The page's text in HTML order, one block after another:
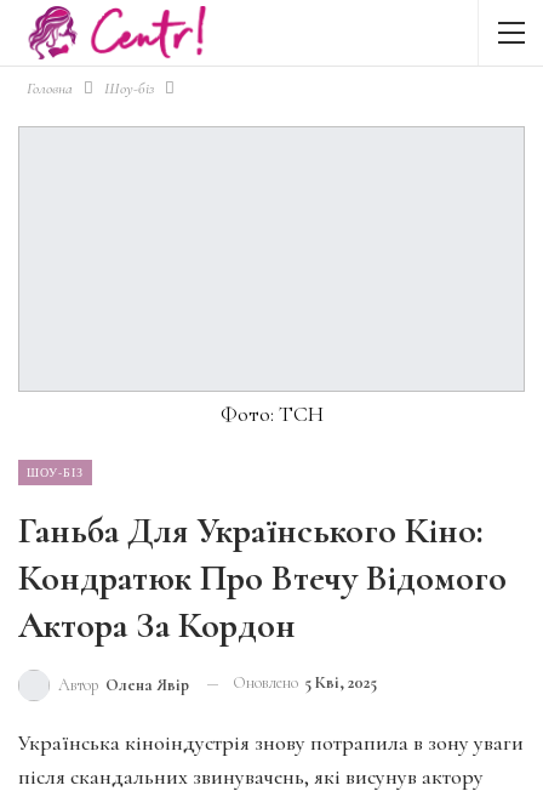
Головна Шоу-біз
Фото: ТСН
ШОУ-БІЗ
Ганьба Для Українського Кіно:
Кондратюк Про Втечу Відомого
Актора За Кордон
Автор Олена Явір Оновлено 5 Кві, 2025
Українська кіноіндустрія знову потрапила в зону уваги
після скандальних звинувачень, які висунув актору